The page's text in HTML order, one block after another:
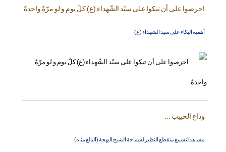
احرصوا على أن تبكوا على سيّد الشّهداء (ع) كلّ يوم و لو مرّةً واحدةً
أهمية البكاء على سيد الشهداء (ع)
وداع الحبيب ...
مشاهد لتشييع منقطع النظير لسماحة الشيخ البهجة (البالغ مناه)